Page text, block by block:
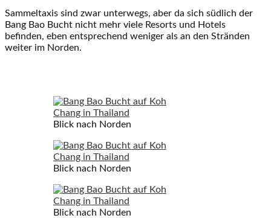
Sammeltaxis sind zwar unterwegs, aber da sich südlich der
Bang Bao Bucht nicht mehr viele Resorts und Hotels
befinden, eben entsprechend weniger als an den Stränden
weiter im Norden.
Blick nach Norden
Blick nach Norden
Blick nach Norden